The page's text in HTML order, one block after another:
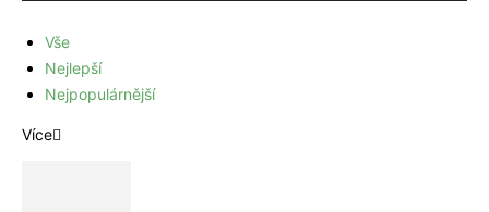
Vše
Nejlepší
Nejpopulárnější
Více